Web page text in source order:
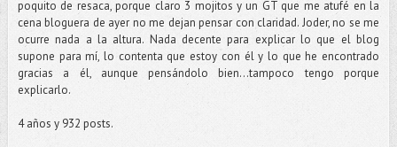
poquito de resaca, porque claro 3 mojitos y un GT que me atufé en la
cena bloguera de ayer no me dejan pensar con claridad. Joder, no se me
ocurre nada a la altura. Nada decente para explicar lo que el blog
supone para mí, lo contenta que estoy con él y lo que he encontrado
gracias a él, aunque pensándolo bien...tampoco tengo porque
explicarlo.
4 años y 932 posts.